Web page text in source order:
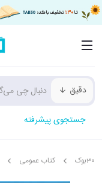
دقیق
جستجوی پیشرفته
30بوک کتاب عمومی